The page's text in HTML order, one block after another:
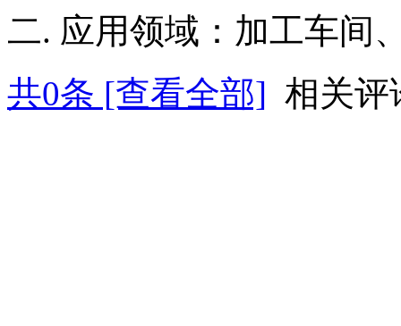
二. 应用领域：加工车间
共0条 [查看全部] 相关评